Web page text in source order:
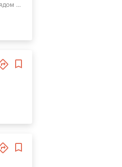
г. Харьков, ул. Семёна Кузнеца, 62а, рядом Воробьевы горы на Полях и Барс